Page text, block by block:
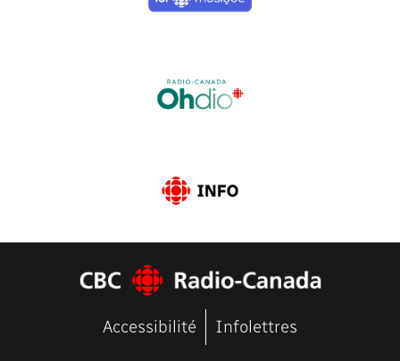
Accessibilité Infolettres